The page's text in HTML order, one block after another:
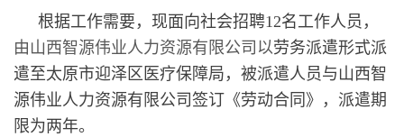
报名入口
根据工作需要，现面向社会招聘12名工作人员，
由山西智源伟业人力资源有限公司以劳务派遣形式派
遣至太原市迎泽区医疗保障局，被派遣人员与山西智
源伟业人力资源有限公司签订《劳动合同》，派遣期
限为两年。